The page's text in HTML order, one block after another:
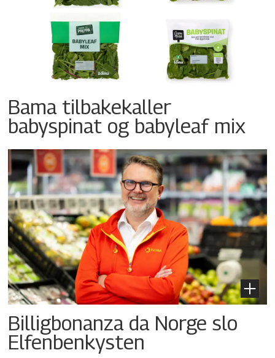
Bama tilbakekaller
babyspinat og babyleaf mix
Billigbonanza da Norge slo
Elfenbenkysten